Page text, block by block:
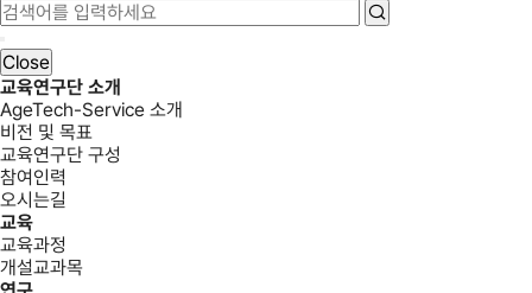
Close
교육연구단 소개
AgeTech-Service 소개
비전 및 목표
교육연구단 구성
참여인력
오시는길
교육
교육과정
개설교과목